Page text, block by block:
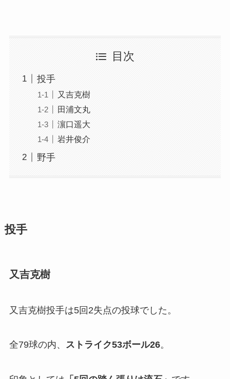
目次
投手
又吉克樹
田浦文丸
濵口遥大
岩井俊介
野手
投手
又吉克樹
又吉克樹投手は5回2失点の投球でした。
全79球の内、 ストライク53ボール26。